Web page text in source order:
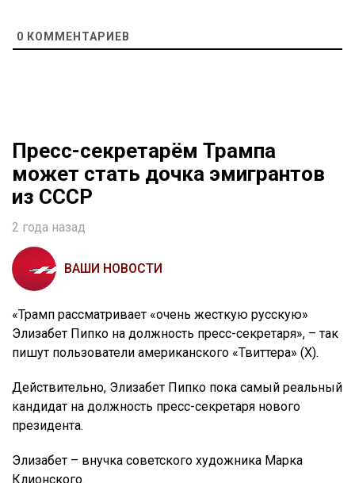
0 КОММЕНТАРИЕВ
Пресс-секретарём Трампа
может стать дочка эмигрантов
из СССР
2 года назад
ВАШИ НОВОСТИ
«Трамп рассматривает «очень жесткую русскую»
Элизабет Пипко на должность пресс-секретаря», – так
пишут пользователи американского «Твиттера» (Х).
Действительно, Элизабет Пипко пока самый реальный
кандидат на должность пресс-секретаря нового
президента.
Элизабет – внучка советского художника Марка
Клионского.